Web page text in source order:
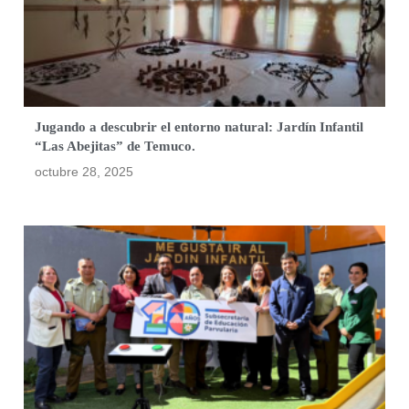
Jugando a descubrir el entorno natural: Jardín Infantil
“Las Abejitas” de Temuco.
octubre 28, 2025